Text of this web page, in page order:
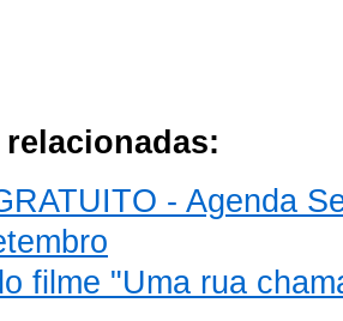
- Agenda
filme "Uma rua